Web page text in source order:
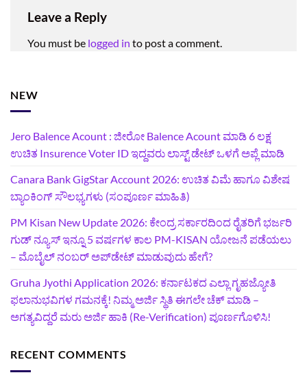
Leave a Reply
You must be logged in to post a comment.
NEW
Jero Balence Acount : ಜೀರೋ Balence Acount ಮಾಡಿ 6 ಲಕ್ಷ
ಉಚಿತ Insurence Voter ID ಇದ್ದವರು ಲಾಸ್ಟ್‌ ಡೇಟ್‌ ಒಳಗೆ ಅಪ್ಲೆ ಮಾಡಿ
Canara Bank GigStar Account 2026: ಉಚಿತ ವಿಮೆ ಹಾಗೂ ವಿಶೇಷ
ಬ್ಯಾಂಕಿಂಗ್ ಸೌಲಭ್ಯಗಳು (ಸಂಪೂರ್ಣ ಮಾಹಿತಿ)
PM Kisan New Update 2026: ಕೇಂದ್ರ ಸರ್ಕಾರದಿಂದ ರೈತರಿಗೆ ಭರ್ಜರಿ
ಗುಡ್‌ ನ್ಯೂಸ್ ಇನ್ನೂ 5 ವರ್ಷಗಳ ಕಾಲ PM-KISAN ಯೋಜನೆ ಪಡೆಯಲು
– ಮೊಬೈಲ್ ನಂಬರ್ ಅಪ್‌ಡೇಟ್ ಮಾಡುವುದು ಹೇಗೆ?
‍Gruha Jyothi Application 2026: ಕರ್ನಾಟಕದ ಎಲ್ಲಾ ಗೃಹಜ್ಯೋತಿ
ಫಲಾನುಭವಿಗಳ ಗಮನಕ್ಕೆ! ನಿಮ್ಮ ಅರ್ಜಿ ಸ್ಥಿತಿ ಈಗಲೇ ಚೆಕ್ ಮಾಡಿ –
ಅಗತ್ಯವಿದ್ದರೆ ಮರು ಅರ್ಜಿ ಹಾಕಿ (Re-Verification) ಪೂರ್ಣಗೊಳಿಸಿ!
RECENT COMMENTS